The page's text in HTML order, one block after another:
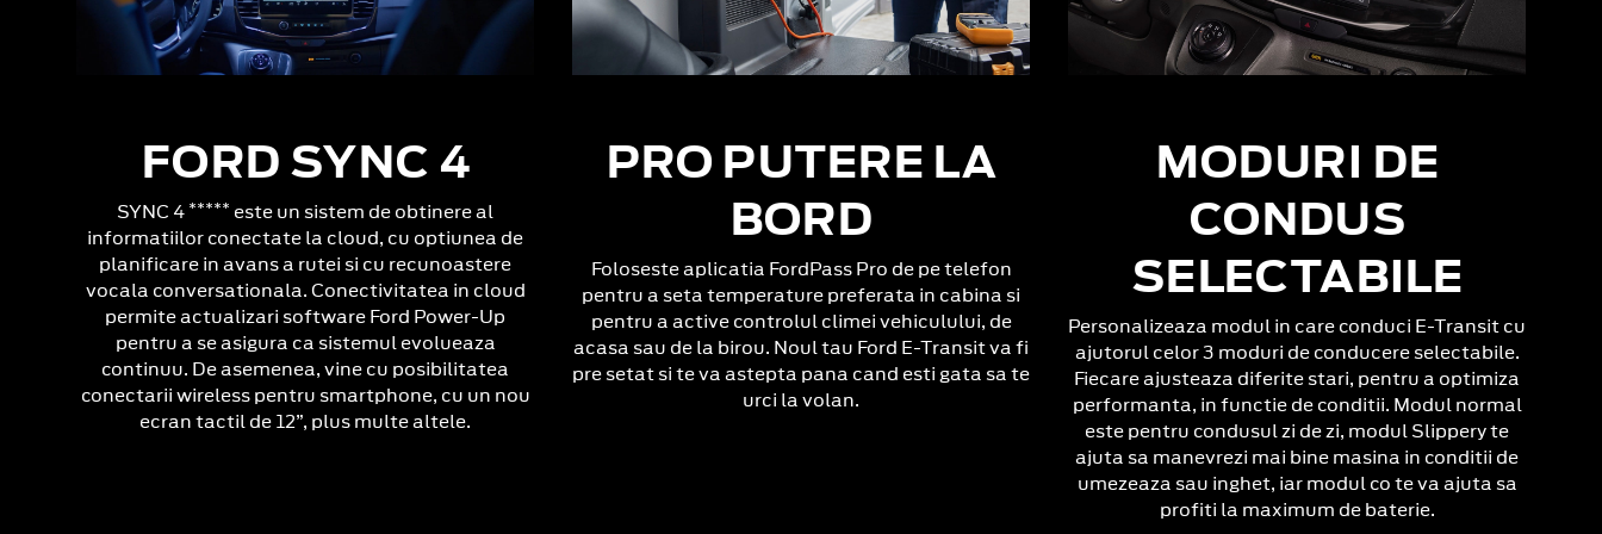
FORD SYNC 4
SYNC 4 ***** este un sistem de obtinere al
informatiilor conectate la cloud, cu optiunea de
planificare in avans a rutei si cu recunoastere
vocala conversationala. Conectivitatea in cloud
permite actualizari software Ford Power-Up
pentru a se asigura ca sistemul evolueaza
continuu. De asemenea, vine cu posibilitatea
conectarii wireless pentru smartphone, cu un nou
ecran tactil de 12”, plus multe altele.
PRO PUTERE LA
BORD
Foloseste aplicatia FordPass Pro de pe telefon
pentru a seta temperature preferata in cabina si
pentru a active controlul climei vehiculului, de
acasa sau de la birou. Noul tau Ford E-Transit va fi
pre setat si te va astepta pana cand esti gata sa te
urci la volan.
MODURI DE
CONDUS
SELECTABILE
Personalizeaza modul in care conduci E-Transit cu
ajutorul celor 3 moduri de conducere selectabile.
Fiecare ajusteaza diferite stari, pentru a optimiza
performanta, in functie de conditii. Modul normal
este pentru condusul zi de zi, modul Slippery te
ajuta sa manevrezi mai bine masina in conditii de
umezeaza sau inghet, iar modul co te va ajuta sa
profiti la maximum de baterie.